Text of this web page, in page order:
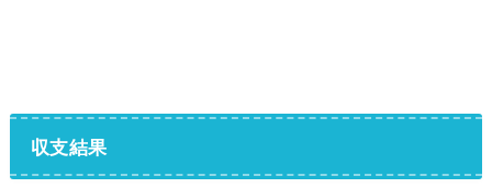
収支結果